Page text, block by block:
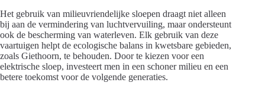
Het gebruik van milieuvriendelijke sloepen draagt niet alleen
bij aan de vermindering van luchtvervuiling, maar ondersteunt
ook de bescherming van waterleven. Elk gebruik van deze
vaartuigen helpt de ecologische balans in kwetsbare gebieden,
zoals Giethoorn, te behouden. Door te kiezen voor een
elektrische sloep, investeert men in een schoner milieu en een
betere toekomst voor de volgende generaties.